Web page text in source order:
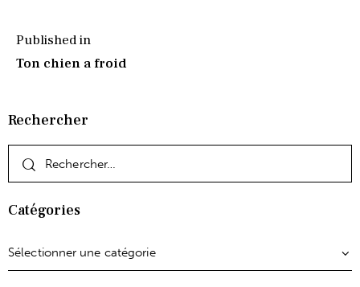
Published in
Ton chien a froid
Rechercher
Catégories